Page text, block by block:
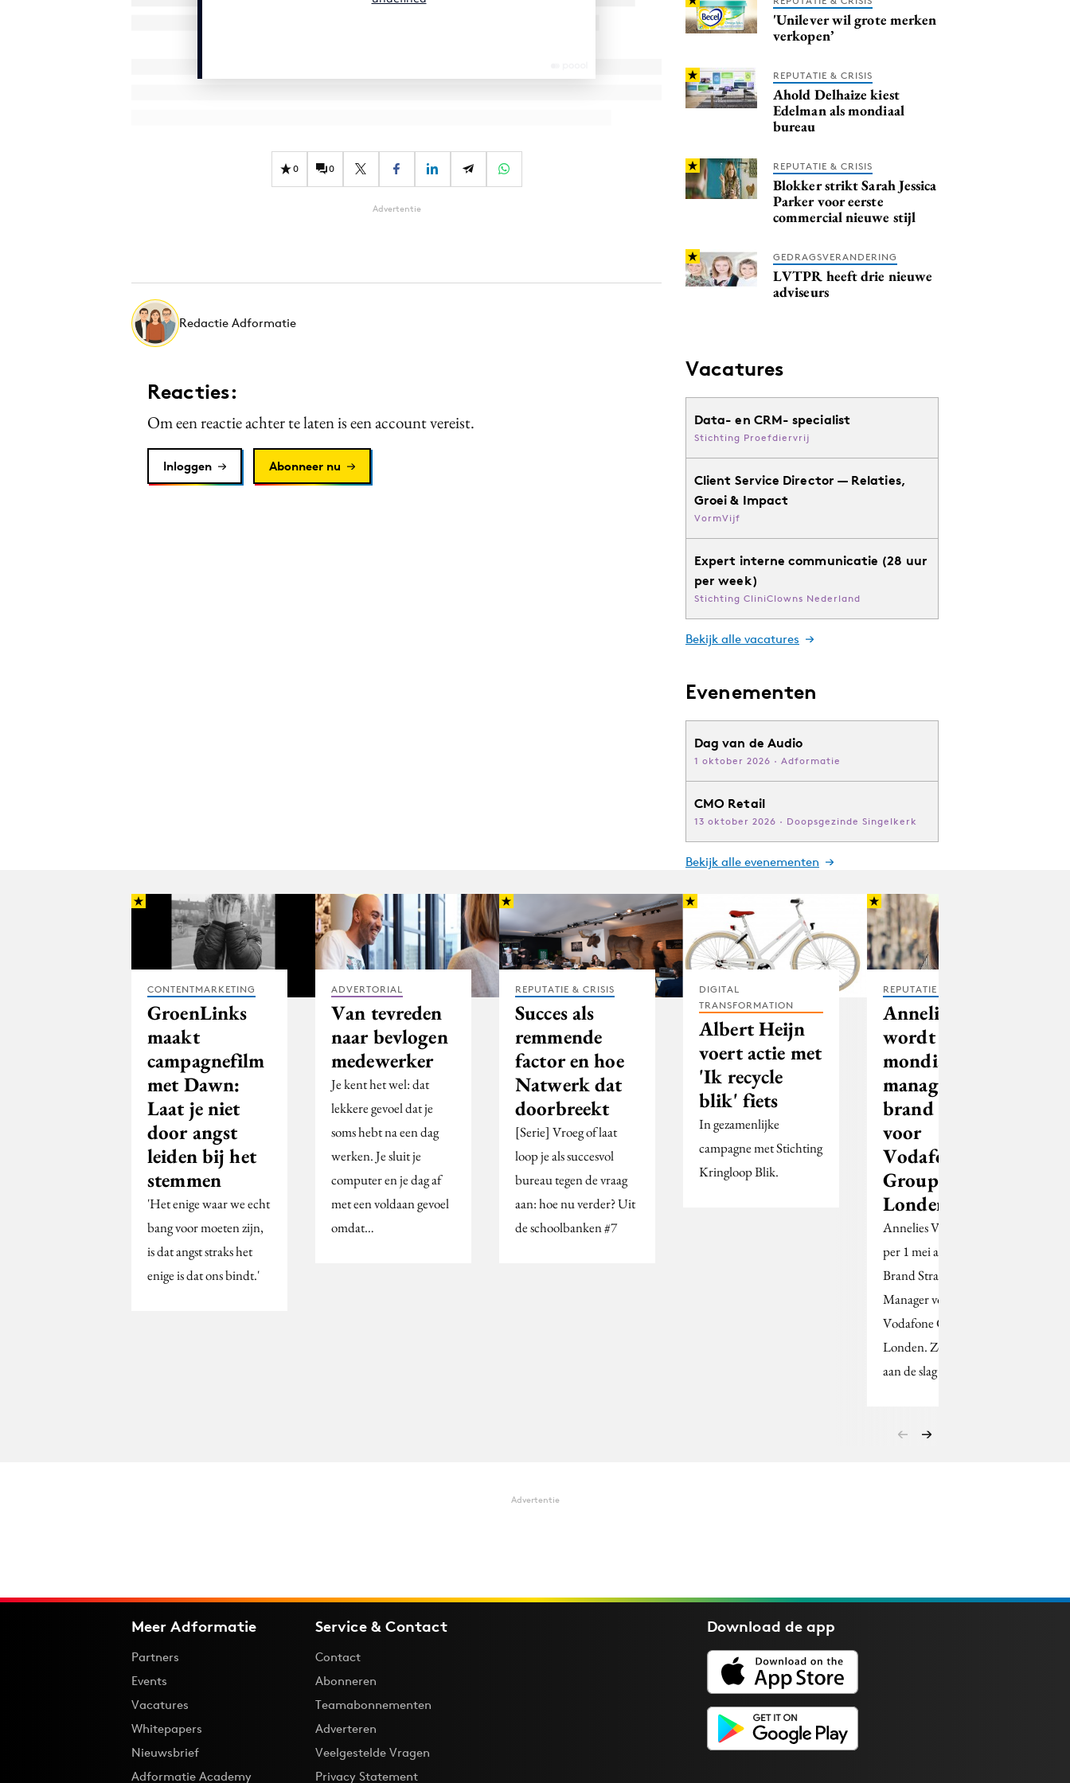
0 0
Advertentie
Redactie Adformatie
Reacties:
Om een reactie achter te laten is een account vereist.
Inloggen Abonneer nu
'Unilever wil grote merken
verkopen’
REPUTATIE & CRISIS
Ahold Delhaize kiest
Edelman als mondiaal
bureau
REPUTATIE & CRISIS
Blokker strikt Sarah Jessica
Parker voor eerste
commercial nieuwe stijl
GEDRAGSVERANDERING
LVTPR heeft drie nieuwe
adviseurs
Vacatures
Data- en CRM- specialist
Stichting Proefdiervrij
Client Service Director — Relaties,
Groei & Impact
VormVijf
Expert interne communicatie (28 uur
per week)
Stichting CliniClowns Nederland
Bekijk alle vacatures
Evenementen
Dag van de Audio
1 oktober 2026 · Adformatie
CMO Retail
13 oktober 2026 · Doopsgezinde Singelkerk
Bekijk alle evenementen
CONTENTMARKETING
GroenLinks
maakt
campagnefilm
met Dawn:
Laat je niet
door angst
leiden bij het
stemmen
'Het enige waar we echt
bang voor moeten zijn,
is dat angst straks het
enige is dat ons bindt.'
ADVERTORIAL
Van tevreden
naar bevlogen
medewerker
Je kent het wel: dat
lekkere gevoel dat je
soms hebt na een dag
werken. Je sluit je
computer en je dag af
met een voldaan gevoel
omdat…
REPUTATIE & CRISIS
Succes als
remmende
factor en hoe
Natwerk dat
doorbreekt
[Serie] Vroeg of laat
loop je als succesvol
bureau tegen de vraag
aan: hoe nu verder? Uit
de schoolbanken #7
DIGITAL
TRANSFORMATION
Albert Heijn
voert actie met
'Ik recycle
blik' fiets
In gezamenlijke
campagne met Stichting
Kringloop Blik.
REPUTATIE & CRISIS
Annelies Valk
wordt de
mondiale
manager
brand strategy
voor
Vodafone
Group in
Londen
Annelies Valk (28) start
per 1 mei als Global
Brand Strategy
Manager voor
Vodafone Group in
Londen. Ze gaat daar
aan de slag met de…
Advertentie
Meer Adformatie
Partners
Events
Vacatures
Whitepapers
Nieuwsbrief
Adformatie Academy
Service & Contact
Contact
Abonneren
Teamabonnementen
Adverteren
Veelgestelde Vragen
Privacy Statement
Download deapp